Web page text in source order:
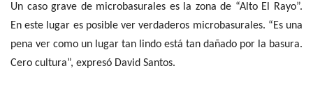
Un caso grave de microbasurales es la zona de “Alto El Rayo”.
En este lugar es posible ver verdaderos microbasurales. “Es una
pena ver como un lugar tan lindo está tan dañado por la basura.
Cero cultura”, expresó David Santos.